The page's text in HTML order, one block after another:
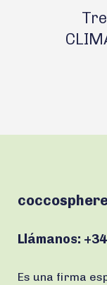
Llámanos:
Es una firma